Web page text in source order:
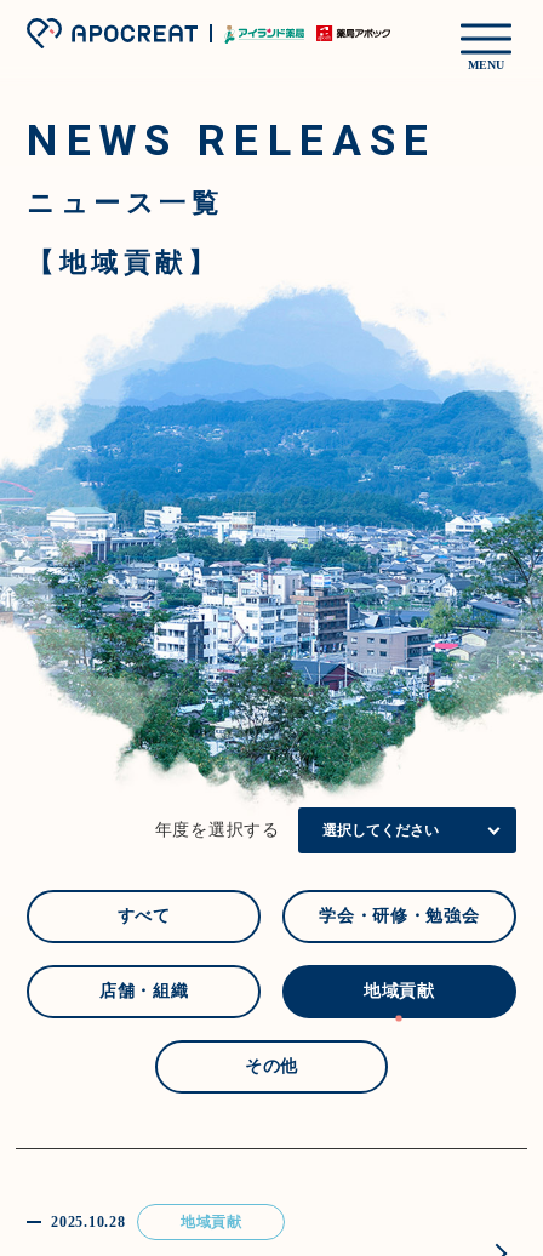
MENU
NEWS RELEASE
ニュース一覧
【地域貢献】
年度を選択する
すべて 学会・研修・勉強会
店舗・組織 地域貢献
その他
2025.10.28 地域貢献